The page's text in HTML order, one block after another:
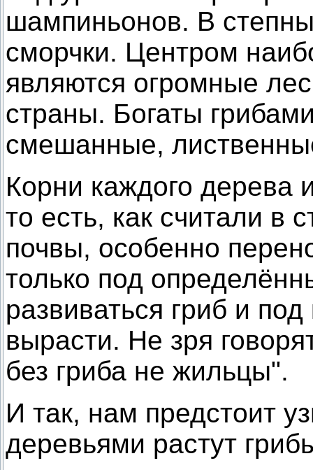
шампиньонов. В
сморчки. Центром
являются огромные
страны. Богаты
смешанные,
Корни каждого дерева
то есть, как считали в
почвы, особенно
только под
развиваться гриб и
вырасти. Не зря
без гриба не жильцы".
И так, нам предстоит
деревьями растут